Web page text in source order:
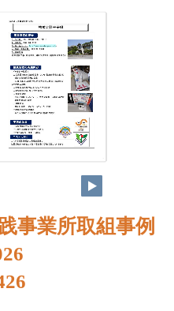
事業所取組事例